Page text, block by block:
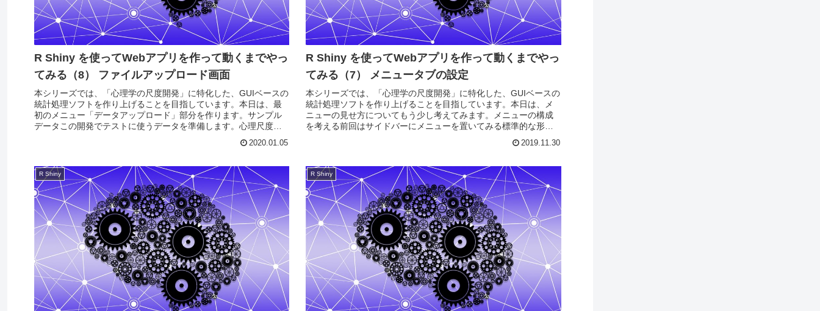
R Shiny を使ってWebアプリを作って動くまでやっ
てみる（8） ファイルアップロード画面
本シリーズでは、「心理学の尺度開発」に特化した、GUIベースの
統計処理ソフトを作り上げることを目指しています。本日は、最
初のメニュー「データアップロード」部分を作ります。サンプル
データこの開発でテストに使うデータを準備します。心理尺度開
2020.01.05
R Shiny を使ってWebアプリを作って動くまでやっ
てみる（7） メニュータブの設定
本シリーズでは、「心理学の尺度開発」に特化した、GUIベースの
統計処理ソフトを作り上げることを目指しています。本日は、メ
ニューの見せ方についてもう少し考えてみます。メニューの構成
を考える前回はサイドバーにメニューを置いてみる標準的な形を
2019.11.30
R Shiny R Shiny